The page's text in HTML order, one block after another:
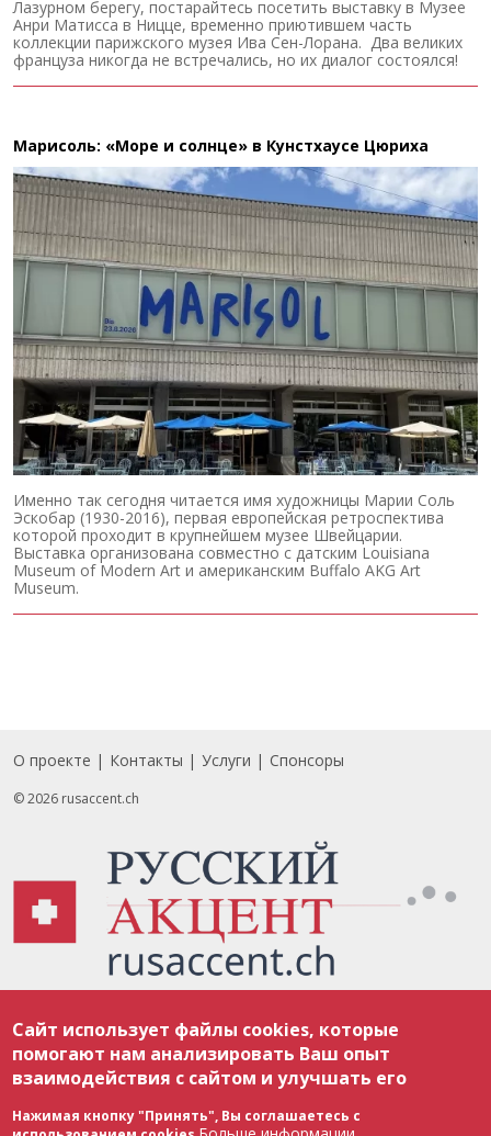
Лазурном берегу, постарайтесь посетить выставку в Музее
Анри Матисса в Ницце, временно приютившем часть
коллекции парижского музея Ива Сен-Лорана. Два великих
француза никогда не встречались, но их диалог состоялся!
Марисоль: «Море и солнце» в Кунстхаусе Цюриха
Именно так сегодня читается имя художницы Марии Соль
Эскобар (1930-2016), первая европейская ретроспектива
которой проходит в крупнейшем музее Швейцарии.
Выставка организована совместно с датским Louisiana
Museum of Modern Art и американским Buffalo AKG Art
Museum.
Footer
О проекте Контакты Услуги Спонсоры
© 2026 rusaccent.ch
соответствии с законодательством Швейцарии об авторском праве и
международными соглашениями. Полное или частичное использование
материалов возможно только с разрешения редакции. В случае полного
или частичного воспроизведения материалов сайта rusaccent.ch,
ОБЯЗАТЕЛЬНА АКТИВНАЯ ГИПЕРССЫЛКА на конкретный заимствованный
текст. Фотоизображения, размещенные редакцией rusaccent.ch, являются
ее исключительной собственностью. Полное или частичное
Сайт использует файлы cookies, которые
помогают нам анализировать Ваш опыт
взаимодействия с сайтом и улучшать его
Нажимая кнопку "Принять", Вы соглашаетесь с